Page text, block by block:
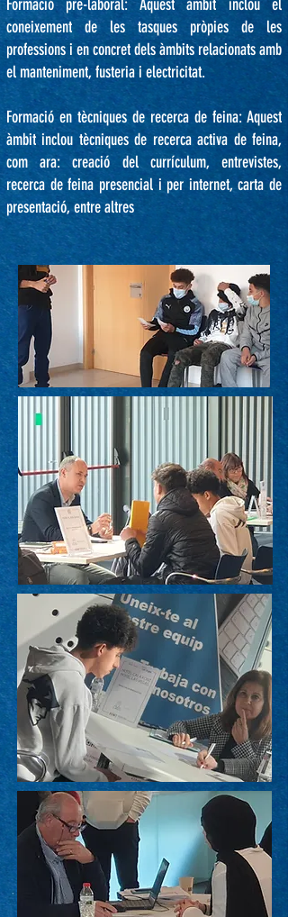
Formació pre-laboral: Aquest àmbit inclou el
coneixement de les tasques pròpies de les
professions i en concret dels àmbits relacionats amb
el manteniment, fusteria i electricitat.
Formació en tècniques de recerca de feina: Aquest
àmbit inclou tècniques de recerca activa de feina,
com ara: creació del currículum, entrevistes,
recerca de feina presencial i per internet, carta de
presentació, entre altres